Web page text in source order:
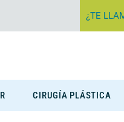
¿TE
CIRUGÍA PLÁSTICA